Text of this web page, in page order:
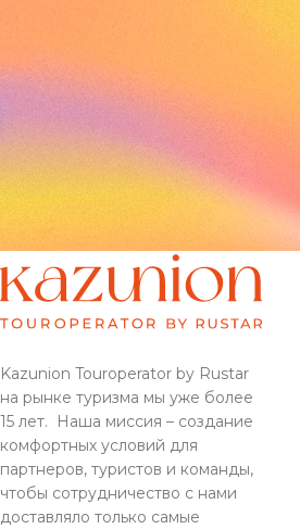
Kazunion Touroperator by Rustar
на рынке туризма мы уже более
15 лет. Наша миссия – создание
комфортных условий для
партнеров, туристов и команды,
чтобы сотрудничество с нами
доставляло только самые